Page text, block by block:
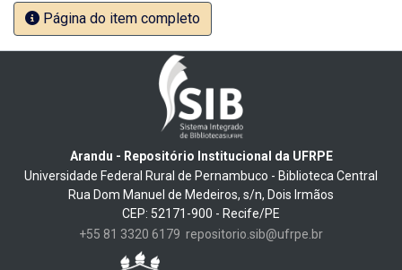
Página do item completo
Arandu - Repositório Institucional da UFRPE
Universidade Federal Rural de Pernambuco - Biblioteca Central
Rua Dom Manuel de Medeiros, s/n, Dois Irmãos
CEP: 52171-900 - Recife/PE
+55 81 3320 6179 repositorio.sib@ufrpe.br